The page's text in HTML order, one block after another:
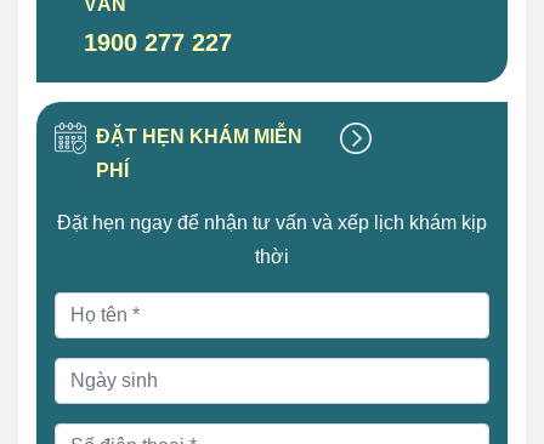
1900 277 227
ĐẶT HẸN KHÁM MIỄN
PHÍ
Đặt hẹn ngay để nhận tư vấn và xếp lịch khám kịp
thời